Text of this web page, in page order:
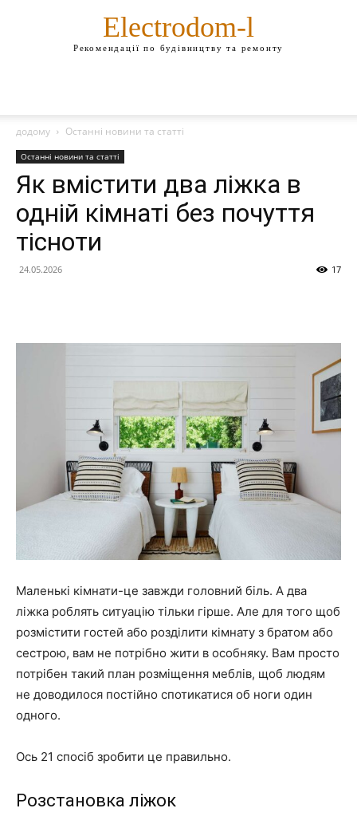
Electrodom-l
Рекомендації по будівництву та ремонту
додому Останні новини та статті
Останні новини та статті
Як вмістити два ліжка в
одній кімнаті без почуття
тісноти
24.05.2026 17
Маленькі кімнати-це завжди головний біль. А два
ліжка роблять ситуацію тільки гірше. Але для того щоб
розмістити гостей або розділити кімнату з братом або
сестрою, вам не потрібно жити в особняку. Вам просто
потрібен такий план розміщення меблів, щоб людям
не доводилося постійно спотикатися об ноги один
одного.
Ось 21 спосіб зробити це правильно.
Розстановка ліжок